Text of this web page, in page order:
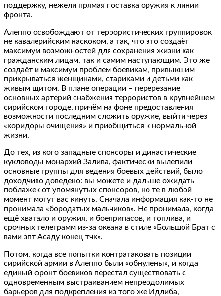
поддержку, нежели прямая поставка оружия к линии
фронта.
Алеппо освобождают от террористических группировок
не кавалерийским наскоком, а так, что это создаёт
максимум возможностей для сохранения жизни как
гражданским лицам, так и самим наступающим. Это же
создаёт и максимум проблем боевикам, привыкшим
прикрываться женщинами, стариками и детьми как
живым щитом. В плане операции – перерезание
основных артерий снабжения террористов в крупнейшем
сирийском городе, причём на фоне предоставления
возможности последним сложить оружие, выйти через
«коридоры очищения» и приобщиться к нормальной
жизни.
До тех, из кого западные спонсоры и династические
кукловоды монархий Залива, фактически вылепили
основные группы для ведения боевых действий, было
доходчиво доведено: вы можете и дальше ожидать
поблажек от упомянутых спонсоров, но те в любой
момент могут вас кинуть. Сначала информация как-то не
пронимала «бородатых мальчиков». Не пронимала, когда
ещё хватало и оружия, и боеприпасов, и топлива, и
срочных телеграмм из-за океана в стиле «Большой Брат с
вами зпт Асаду конец тчк».
Потом, когда все попытки контратаковать позиции
сирийской армии в Алеппо были «обнулены», и когда
единый фронт боевиков перестал существовать с
одновременным выстраиванием непреодолимых
барьеров для подкрепления из того же Идлиба,